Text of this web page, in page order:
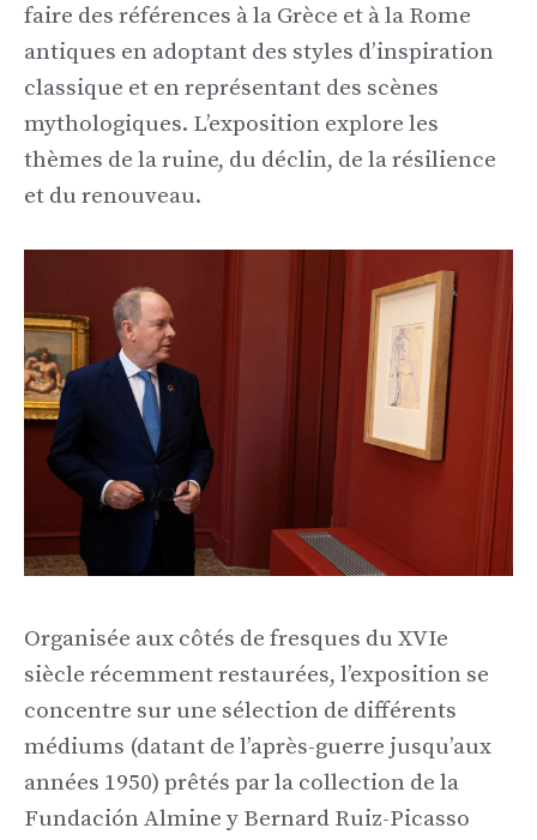
faire des références à la Grèce et à la Rome
antiques en adoptant des styles d’inspiration
classique et en représentant des scènes
mythologiques. L’exposition explore les
thèmes de la ruine, du déclin, de la résilience
et du renouveau.
Organisée aux côtés de fresques du XVIe
siècle récemment restaurées, l’exposition se
concentre sur une sélection de différents
médiums (datant de l’après-guerre jusqu’aux
années 1950) prêtés par la collection de la
Fundación Almine y Bernard Ruiz-Picasso